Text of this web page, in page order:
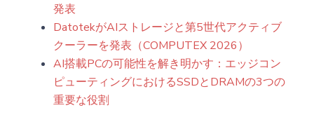
発表
DatotekがAIストレージと第5世代アクティブ
クーラーを発表（COMPUTEX 2026）
AI搭載PCの可能性を解き明かす：エッジコン
ピューティングにおけるSSDとDRAMの3つの
重要な役割